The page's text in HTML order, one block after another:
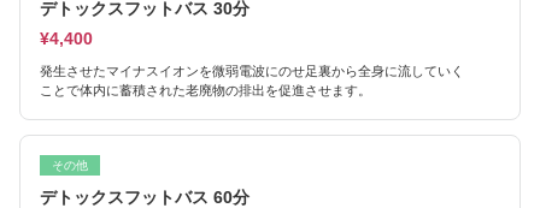
デトックスフットバス 30分
¥4,400
発生させたマイナスイオンを微弱電波にのせ足裏から全身に流していく
ことで体内に蓄積された老廃物の排出を促進させます。
その他
デトックスフットバス 60分